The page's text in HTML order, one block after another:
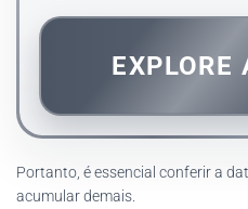
EXPLORE
Portanto, é essencial conferir a
acumular demais.